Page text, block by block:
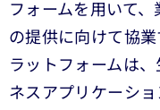
フォームを用いて
の提供に向けて協
ラットフォームは
ネスアプリケーシ